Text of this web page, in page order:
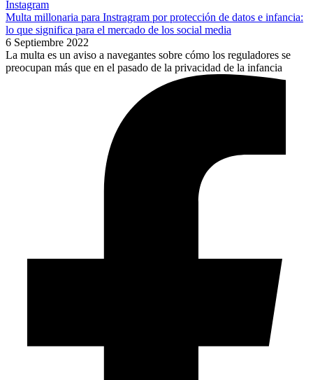
Instagram
Multa millonaria para Instragram por protección de datos e infancia:
lo que significa para el mercado de los social media
6 Septiembre 2022
La multa es un aviso a navegantes sobre cómo los reguladores se
preocupan más que en el pasado de la privacidad de la infancia